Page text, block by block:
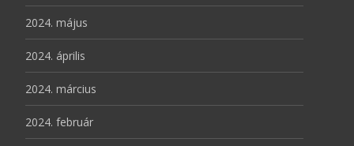
2024. május
2024. április
2024. március
2024. február